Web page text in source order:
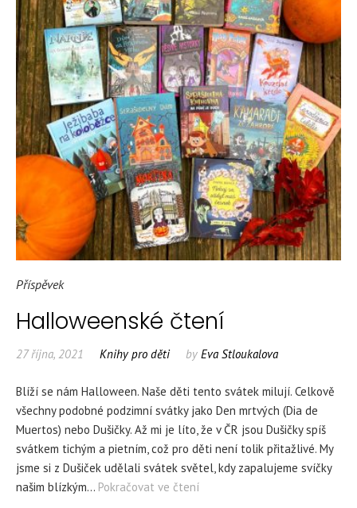
Příspěvek
Halloweenské čtení
27 října, 2021 Knihy pro děti by Eva Stloukalova
Blíží se nám Halloween. Naše děti tento svátek milují. Celkově
všechny podobné podzimní svátky jako Den mrtvých (Dia de
Muertos) nebo Dušičky. Až mi je líto, že v ČR jsou Dušičky spíš
svátkem tichým a pietním, což pro děti není tolik přitažlivé. My
jsme si z Dušiček udělali svátek světel, kdy zapalujeme svíčky
našim blízkým… Pokračovat ve čtení